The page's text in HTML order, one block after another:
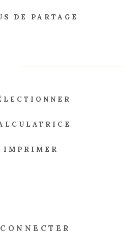
DE PARTAGE
IMPRIMER